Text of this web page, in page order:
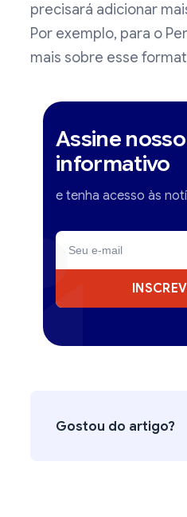
precisará adicionar
Por exemplo, para o
mais sobre esse
Assine
informativo
e tenha acesso às
Gostou do artigo?